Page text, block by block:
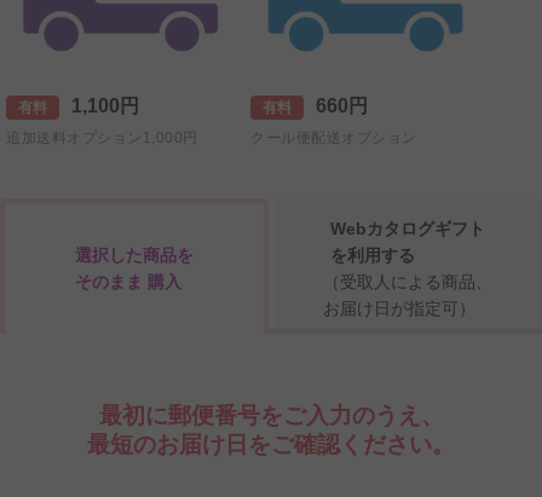
有料 1,100円
追加送料オプション1,000円
有料 660円
クール便配送オプション
選択した商品を
そのまま 購入
Webカタログギフト
を利用する
（受取人による商品、
お届け日が指定可）
最初に郵便番号をご入力のうえ、
最短のお届け日をご確認ください。